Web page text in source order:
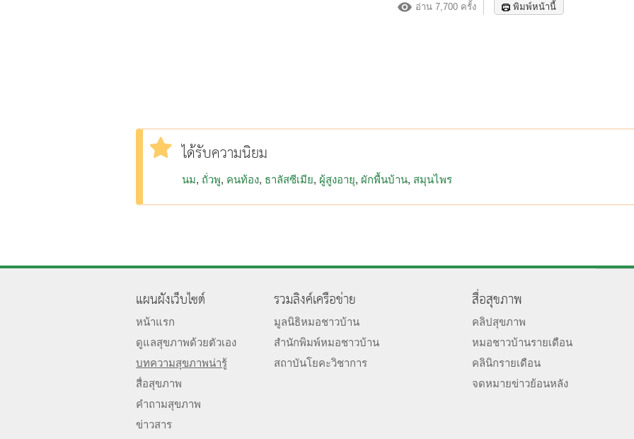
อ่าน 7,700 ครั้ง พิมพ์หน้านี้
ได้รับความนิยม
นม ถั่วพู คนท้อง ธาลัสซีเมีย ผู้สูงอายุ ผักพื้นบ้าน สมุนไพร
แผนผังเว็บไซต์
หน้าแรก
ดูแลสุขภาพด้วยตัวเอง
บทความสุขภาพน่ารู้
สื่อสุขภาพ
คำถามสุขภาพ
ข่าวสาร
รวมลิงค์เครือข่าย
มูลนิธิหมอชาวบ้าน
สำนักพิมพ์หมอชาวบ้าน
สถาบันโยคะวิชาการ
สื่อสุขภาพ
คลิปสุขภาพ
หมอชาวบ้านรายเดือน
คลินิกรายเดือน
จดหมายข่าวย้อนหลัง